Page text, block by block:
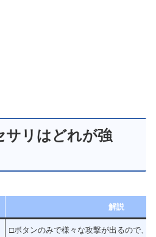
サリはどれが強
解説
□ボタンのみで様々な攻撃が出るので、